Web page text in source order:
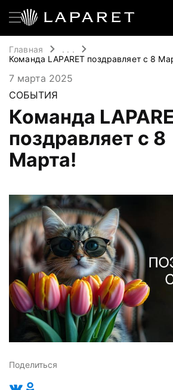
Главная
. . .
Команда LAPARET поздравляет с 8
7 марта 2025
СОБЫТИЯ
Команда
поздравляет с 8
Марта!
Поделиться